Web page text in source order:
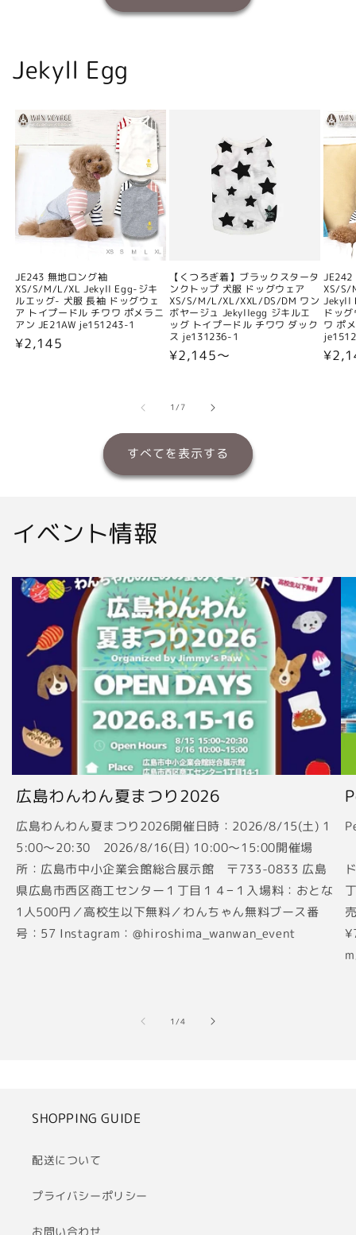
Jekyll Egg
JE243 無地ロング袖
XS/S/M/L/XL Jekyll Egg-ジキ
ルエッグ- 犬服 長袖 ドッグウェ
ア トイプードル チワワ ポメラニ
アン JE21AW je151243-1
通
¥2,145
【くつろぎ着】ブラックスタータ
ンクトップ 犬服 ドッグウェア
XS/S/M/L/XL/XXL/DS/DM ワン
ボヤージュ Jekyllegg ジキルエ
ッグ トイプードル チワワ ダック
ス je131236-1
通
格
¥2,145〜
JE242
XS/S/
Jekyll
ドッ
ワ ポ
通
1/の
7
すべてを表示する
イベント情報
広島わんわん夏まつり2026
広島わんわん夏まつり2026開催日時：2026/8/15(土) 1
5:00〜20:30 2026/8/16(日) 10:00〜15:00開催場
所：広島市中小企業会館総合展示館 〒733-0833 広島
県広島市西区商工センター１丁目１４−１入場料：おとな
1人500円／高校生以下無料／わんちゃん無料ブース番
号：57 Instagram：@hiroshima_wanwan_event
1 /の
4
SHOPPING GUIDE
配送について
プライバシーポリシー
お問い合わせ